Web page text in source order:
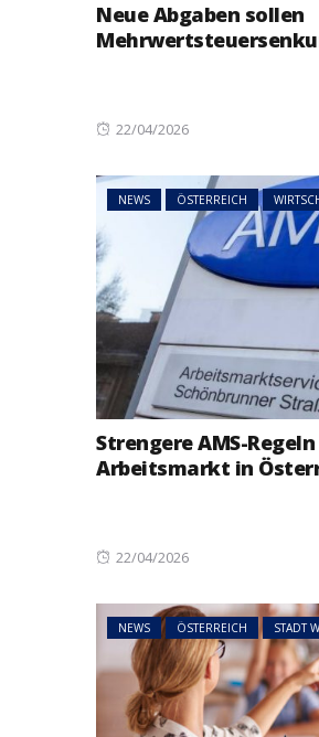
Neue Abgaben sollen
Posted
22/04/2026
NEWS ÖSTERREICH
Strengere AMS-
Arbeitsmarkt in
Posted
22/04/2026
NEWS ÖSTERREICH STADT